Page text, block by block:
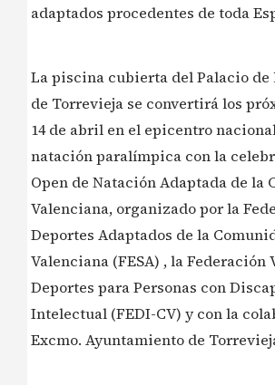
adaptados procedentes de toda
La piscina cubierta del Palacio de
de Torrevieja se convertirá los
14 de abril en el epicentro
natación paralímpica con la
Open de Natación Adaptada de la
Valenciana, organizado por la
Deportes Adaptados de la
Valenciana (FESA) , la Federación
Deportes para Personas con
Intelectual (FEDI-CV) y con la
Excmo. Ayuntamiento de